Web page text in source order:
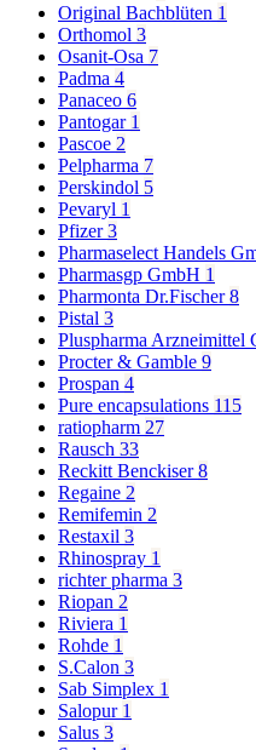
Original Bachblüten 1
Orthomol 3
Osanit-Osa 7
Padma 4
Panaceo 6
Pantogar 1
Pascoe 2
Pelpharma 7
Perskindol 5
Pevaryl 1
Pfizer3
Pharmaselect Handels
Pharmasgp GmbH 1
Pharmonta Dr.Fischer8
Pistal 3
Pluspharma Arzneimittel
Procter & Gamble 9
Prospan 4
Pure encapsulations 115
ratiopharm 27
Rausch 33
Reckitt Benckiser8
Regaine 2
Remifemin 2
Restaxil 3
Rhinospray 1
richter pharma 3
Riopan 2
Riviera 1
Rohde 1
S.Calon 3
Sab Simplex 1
Salopur 1
Salus 3